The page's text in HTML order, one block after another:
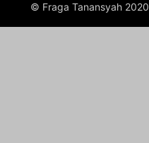
© Fraga Tanansyah 2020